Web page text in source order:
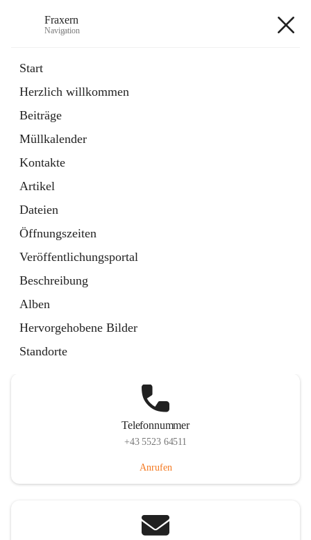
Fraxern
Navigation
Start
Herzlich willkommen
Beiträge
Müllkalender
Kontakte
Artikel
Dateien
Öffnungszeiten
Veröffentlichungsportal
Beschreibung
Alben
Hervorgehobene Bilder
Standorte
Ordner
in
Tab
Formulare
Artikel
öffnet
in
neuem
Tab
Telefonnummer
+43 5523 64511
Anrufen